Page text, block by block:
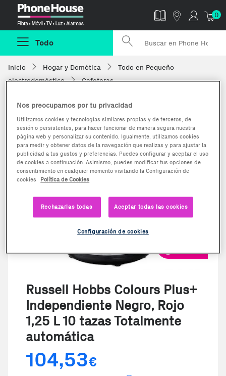
0
Todo
Inicio Hogar y Domótica
Todo en Pequeño
electrodoméstico
Cafeteras
Russell Hobbs Colours Plus+
Independiente Negro, Rojo
1,25 L 10 tazas Totalmente
automática
104,53€
Nos preocupamos por tu privacidad
Utilizamos cookies y tecnologías similares propias y de terceros, de
sesión o persistentes, para hacer funcionar de manera segura nuestra
página web y personalizar su contenido. Igualmente, utilizamos cookies
para medir y obtener datos de la navegación que realizas y para ajustar la
publicidad a tus gustos y preferencias. Puedes configurar y aceptar el uso
de cookies a continuación. Asimismo, puedes modificar tus opciones de
consentimiento en cualquier momento visitando la Configuración de
cookies
Política de Cookies
Rechazarlas todas Aceptar todas las cookies
Configuración de cookies